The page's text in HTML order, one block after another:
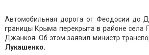
Автомобильная дорога от Феодосии до
границы Крыма перекрыта в районе села
Джанкоя. Об этом заявил министр
Лукашенко.